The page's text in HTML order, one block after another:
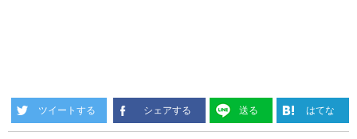
ツイートする シェアする 送る はてな